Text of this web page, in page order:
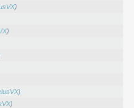
)
)
)
)